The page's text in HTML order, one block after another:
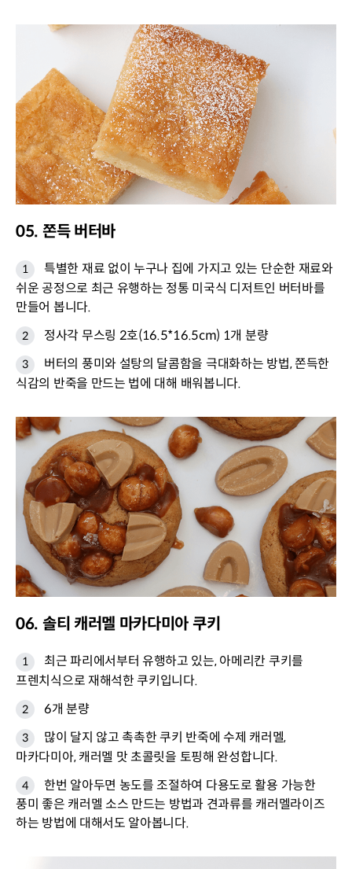
05. 쫀득 버터바
특별한 재료 없이 누구나 집에 가지고 있는 단순한 재료와
쉬운 공정으로 최근 유행하는 정통 미국식 디저트인 버터바를
만들어 봅니다.
정사각 무스링 2호(16.5*16.5cm) 1개 분량
버터의 풍미와 설탕의 달콤함을 극대화하는 방법, 쫀득한
식감의 반죽을 만드는 법에 대해 배워봅니다.
06. 솔티 캐러멜 마카다미아 쿠키
최근 파리에서부터 유행하고 있는, 아메리칸 쿠키를
프렌치식으로 재해석한 쿠키입니다.
6개 분량
많이 달지 않고 촉촉한 쿠키 반죽에 수제 캐러멜,
마카다미아, 캐러멜 맛 초콜릿을 토핑해 완성합니다.
한번 알아두면 농도를 조절하여 다용도로 활용 가능한
풍미 좋은 캐러멜 소스 만드는 방법과 견과류를 캐러멜라이즈
하는 방법에 대해서도 알아봅니다.